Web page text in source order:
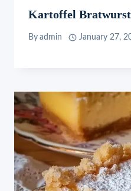
Kartoffel
By admin January 27,